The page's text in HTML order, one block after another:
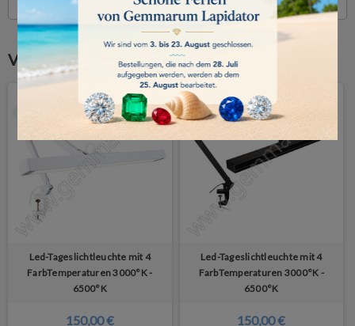
Vielleicht gefällt Ihnen auch
Led-Tageslichtleuchte mit 4
FarbTemperaturen 3000°K -
6500°K
150,00 €
Led-Tageslichtleuchte mit 4
FarbTemperaturen 3000°K -
6500°K
150,00 €